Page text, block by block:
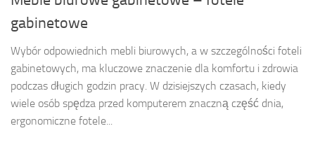
gabinetowe
Wybór odpowiednich mebli biurowych, a w szczególności foteli
gabinetowych, ma kluczowe znaczenie dla komfortu i zdrowia
podczas długich godzin pracy. W dzisiejszych czasach, kiedy
wiele osób spędza przed komputerem znaczną część dnia,
ergonomiczne fotele...